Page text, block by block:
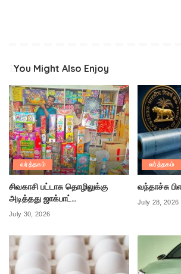
You Might Also Enjoy
வர்த்தகம்
சிவகாசி பட்டாசு தொழிலுக்கு
அடித்தது ஜாக்பாட்…
July 30, 2026
வர்த்தகம்
வந்தாச்சு
July 28, 2026